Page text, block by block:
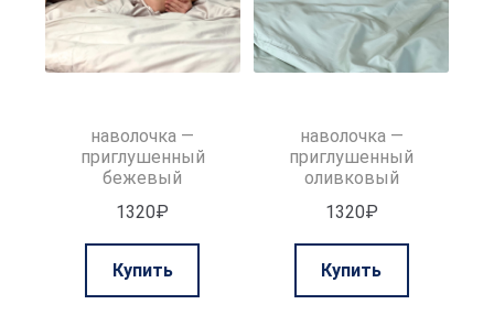
товара.
товара.
наволочка —
приглушенный
бежевый
1320₽
Купить
наволочка —
приглушенный
оливковый
1320₽
Купить